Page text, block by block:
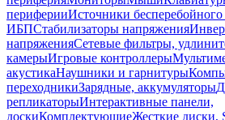
периферииИсточники
ИБПСтабилизаторы напряжения
напряженияСетевые фильтры,
камерыИгровые контроллеры
акустикаНаушники и гарнитуры
переходникиЗарядные, аккумуляторы
репликаторыИнтерактивные панели,
доскиКомплектующиеЖесткие диски,